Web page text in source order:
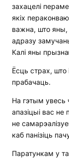
захацелі
якіх
важна, што яны,
адразу
Калі яны
Ёсць страх, што
прабачаць.
На гэтым увесь
апазіцыі вас
не
каб панізіць
Паратункам у